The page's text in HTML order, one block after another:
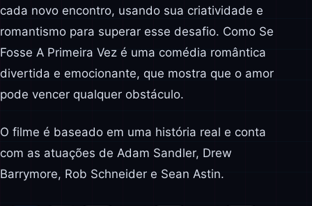
cada novo encontro, usando sua criatividade e
romantismo para superar esse desafio. Como Se
Fosse A Primeira Vez é uma comédia romântica
divertida e emocionante, que mostra que o amor
pode vencer qualquer obstáculo.
O filme é baseado em uma história real e conta
com as atuações de Adam Sandler, Drew
Barrymore, Rob Schneider e Sean Astin.